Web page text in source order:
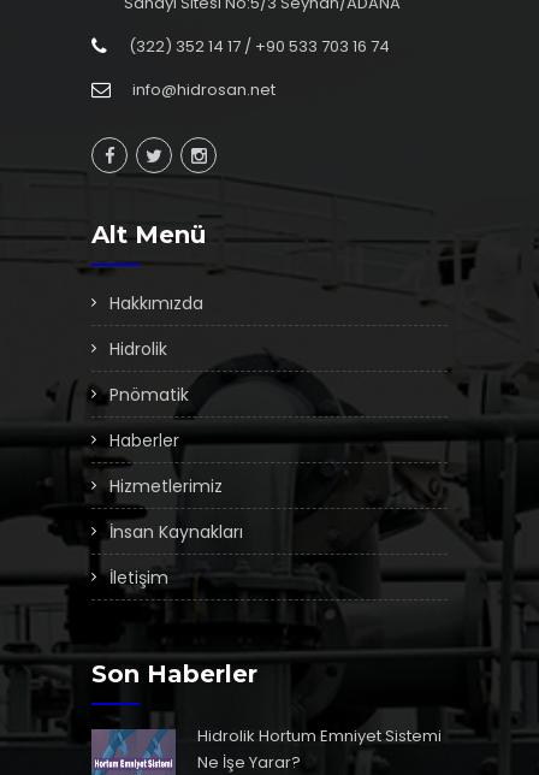
(322) 352 14 17 / +90 533 703 16 74
info@hidrosan.net
Alt Menü
Hakkımızda
Hidrolik
Pnömatik
Haberler
Hizmetlerimiz
İnsan Kaynakları
İletişim
Son Haberler
Hidrolik Hortum Emniyet Sistemi
Ne İşe Yarar?